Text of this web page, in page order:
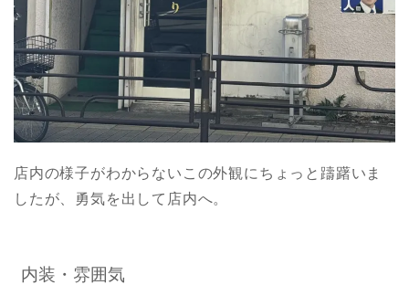
店内の様子がわからないこの外観にちょっと躊躇いま
したが、勇気を出して店内へ。
内装・雰囲気